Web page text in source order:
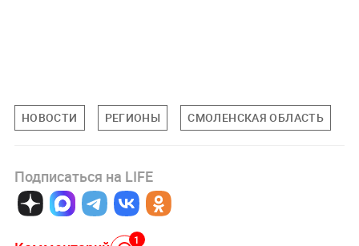
НОВОСТИ РЕГИОНЫ СМОЛЕНСКАЯ ОБЛАСТЬ
Подписаться на LIFE
1